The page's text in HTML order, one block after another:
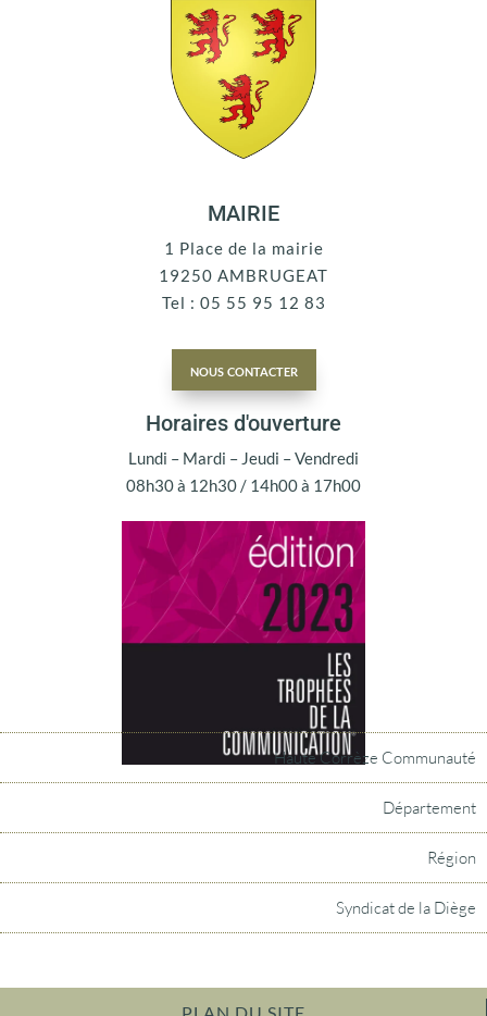
MAIRIE
1 Place de la mairie
19250 AMBRUGEAT
Tel : 05 55 95 12 83
nous contacter
Horaires d'ouverture
Lundi – Mardi – Jeudi – Vendredi
08h30 à 12h30 / 14h00 à 17h00
Haute Corrèze Communauté
Département
Région
Syndicat de la Diège